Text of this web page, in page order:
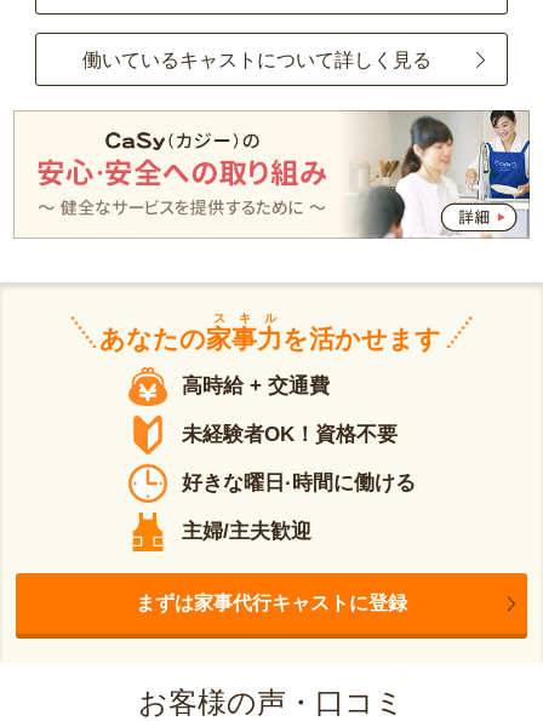
働いているキャストについて詳しく見る
あなたの家事力
スキル
を活かせます
高時給 + 交通費
未経験者OK！資格不要
好きな曜日·時間に働ける
主婦/主夫歓迎
まずは家事代行キャストに登録
お客様の声・口コミ